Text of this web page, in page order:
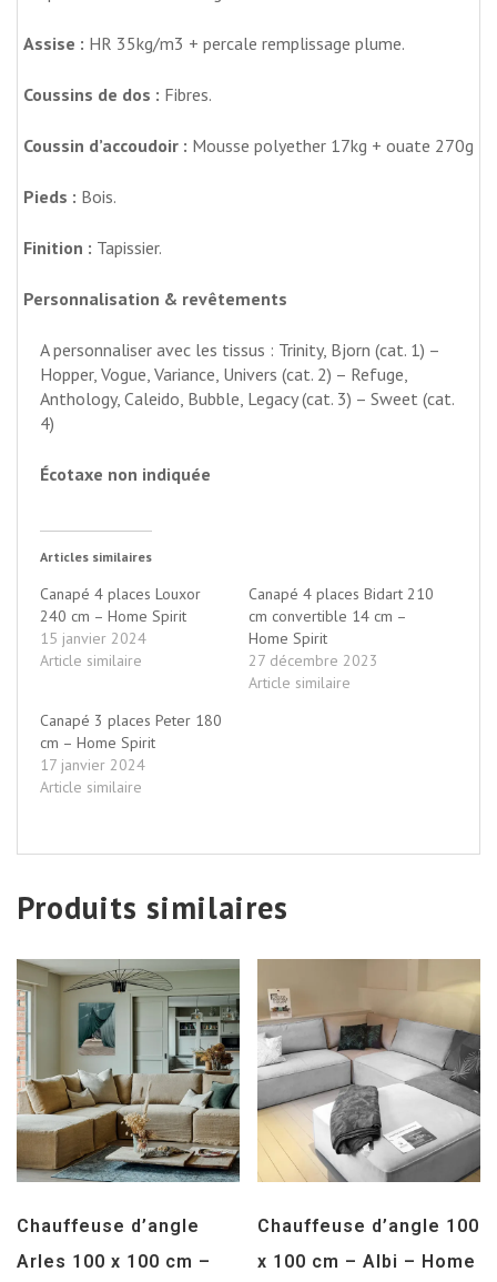
Assise : HR 35kg/m3 + percale remplissage plume.
Coussins de dos : Fibres.
Coussin d’accoudoir : Mousse polyether 17kg + ouate 270g
Pieds : Bois.
Finition : Tapissier.
Personnalisation & revêtements
A personnaliser avec les tissus : Trinity, Bjorn (cat. 1) –
Hopper, Vogue, Variance, Univers (cat. 2) – Refuge,
Anthology, Caleido, Bubble, Legacy (cat. 3) – Sweet (cat.
4)
Écotaxe non indiquée
Articles similaires
Canapé 4 places Louxor
240 cm – Home Spirit
15 janvier 2024
Article similaire
Canapé 4 places Bidart 210
cm convertible 14 cm –
Home Spirit
27 décembre 2023
Article similaire
Canapé 3 places Peter 180
cm – Home Spirit
17 janvier 2024
Article similaire
Produits similaires
Chauffeuse d’angle
Arles 100 x 100 cm –
Chauffeuse d’angle 100
x 100 cm – Albi – Home